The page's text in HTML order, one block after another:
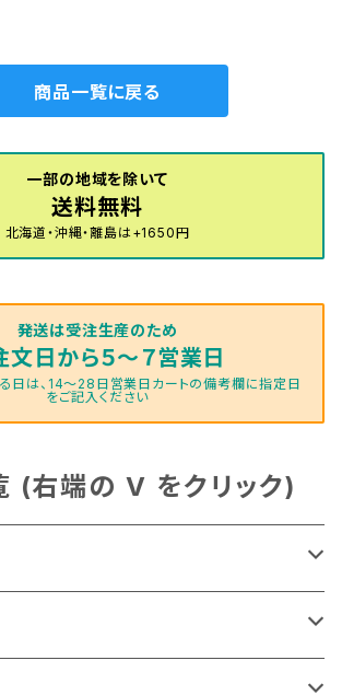
商品一覧に戻る
一部の地域を除いて
送料無料
北海道・沖縄・離島は+1650円
発送は受注生産のため
文日から５～７営業日
日は、14～28日営業日カートの備考欄に指定日
をご記入ください
(右端の V をクリック)